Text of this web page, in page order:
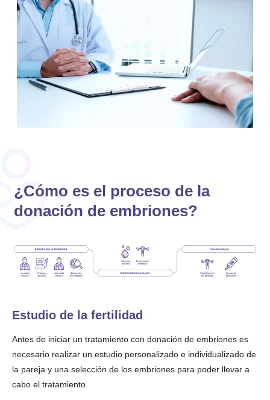
¿Cómo es el proceso de la
donación de embriones?
Estudio de la fertilidad
Antes de iniciar un tratamiento con donación de embriones es
necesario realizar un estudio personalizado e individualizado de
la pareja y una selección de los embriones para poder llevar a
cabo el tratamiento.